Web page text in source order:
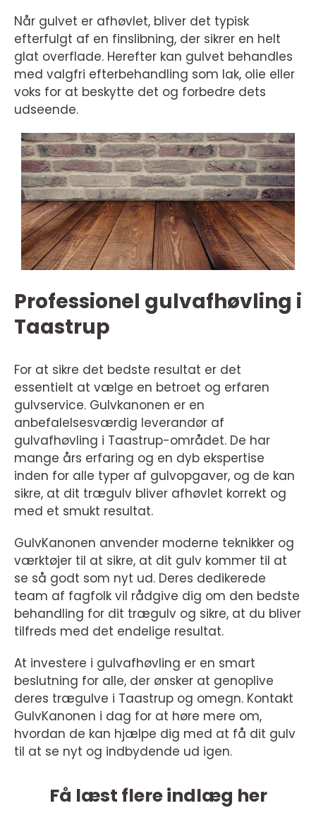
Når gulvet er afhøvlet, bliver det typisk
efterfulgt af en finslibning, der sikrer en helt
glat overflade. Herefter kan gulvet behandles
med valgfri efterbehandling som lak, olie eller
voks for at beskytte det og forbedre dets
udseende.
Professionel gulvafhøvling i
Taastrup
For at sikre det bedste resultat er det
essentielt at vælge en betroet og erfaren
gulvservice. Gulvkanonen er en
anbefalelsesværdig leverandør af
gulvafhøvling i Taastrup-området. De har
mange års erfaring og en dyb ekspertise
inden for alle typer af gulvopgaver, og de kan
sikre, at dit trægulv bliver afhøvlet korrekt og
med et smukt resultat.
GulvKanonen anvender moderne teknikker og
værktøjer til at sikre, at dit gulv kommer til at
se så godt som nyt ud. Deres dedikerede
team af fagfolk vil rådgive dig om den bedste
behandling for dit trægulv og sikre, at du bliver
tilfreds med det endelige resultat.
At investere i gulvafhøvling er en smart
beslutning for alle, der ønsker at genoplive
deres trægulve i Taastrup og omegn. Kontakt
GulvKanonen i dag for at høre mere om,
hvordan de kan hjælpe dig med at få dit gulv
til at se nyt og indbydende ud igen.
Få læst flere indlæg her